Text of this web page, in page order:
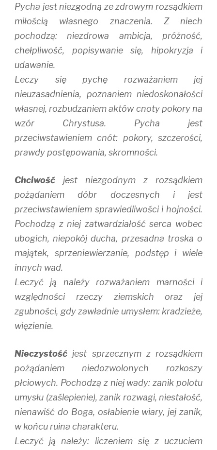
Pycha jest niezgodną ze zdrowym rozsądkiem
miłością własnego znaczenia. Z niech
pochodzą: niezdrowa ambicja, próżność,
chełpliwość, popisywanie się, hipokryzja i
udawanie.
Leczy się pychę rozważaniem jej
nieuzasadnienia, poznaniem niedoskonałości
własnej, rozbudzaniem aktów cnoty pokory na
wzór Chrystusa. Pycha jest
przeciwstawieniem cnót: pokory, szczerości,
prawdy postępowania, skromności.
Chciwość jest niezgodnym z rozsądkiem
pożądaniem dóbr doczesnych i jest
przeciwstawieniem sprawiedliwości i hojności.
Pochodzą z niej zatwardziałość serca wobec
ubogich, niepokój ducha, przesadna troska o
majątek, sprzeniewierzanie, podstęp i wiele
innych wad.
Leczyć ją należy rozważaniem marności i
względności rzeczy ziemskich oraz jej
zgubności, gdy zawładnie umysłem: kradzieże,
więzienie.
Nieczystość jest sprzecznym z rozsądkiem
pożądaniem niedozwolonych rozkoszy
płciowych. Pochodzą z niej wady: zanik polotu
umysłu (zaślepienie), zanik rozwagi, niestałość,
nienawiść do Boga, osłabienie wiary, jej zanik,
w końcu ruina charakteru.
Leczyć ją należy: liczeniem się z uczuciem